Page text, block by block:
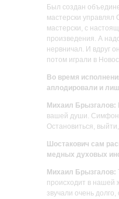
Был создан
мастерски
мастерски, с
произведения. А
нервничал. И вдруг
потом играли в
Во время
аплодировали и
Михаил Брызгалов:
вашей души.
Остановиться,
Шостакович сам
медных духовых
Михаил Брызгалов:
происходит в нашей
звучали очень